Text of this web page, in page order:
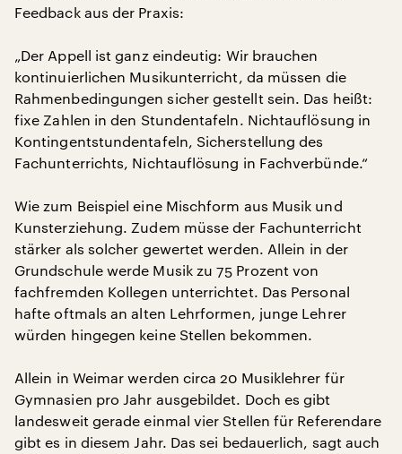
Feedback aus der Praxis:
„Der Appell ist ganz eindeutig: Wir brauchen
kontinuierlichen Musikunterricht, da müssen die
Rahmenbedingungen sicher gestellt sein. Das heißt:
fixe Zahlen in den Stundentafeln. Nichtauflösung in
Kontingentstundentafeln, Sicherstellung des
Fachunterrichts, Nichtauflösung in Fachverbünde.“
Wie zum Beispiel eine Mischform aus Musik und
Kunsterziehung. Zudem müsse der Fachunterricht
stärker als solcher gewertet werden. Allein in der
Grundschule werde Musik zu 75 Prozent von
fachfremden Kollegen unterrichtet. Das Personal
hafte oftmals an alten Lehrformen, junge Lehrer
würden hingegen keine Stellen bekommen.
Allein in Weimar werden circa 20 Musiklehrer für
Gymnasien pro Jahr ausgebildet. Doch es gibt
landesweit gerade einmal vier Stellen für Referendare
gibt es in diesem Jahr. Das sei bedauerlich, sagt auch